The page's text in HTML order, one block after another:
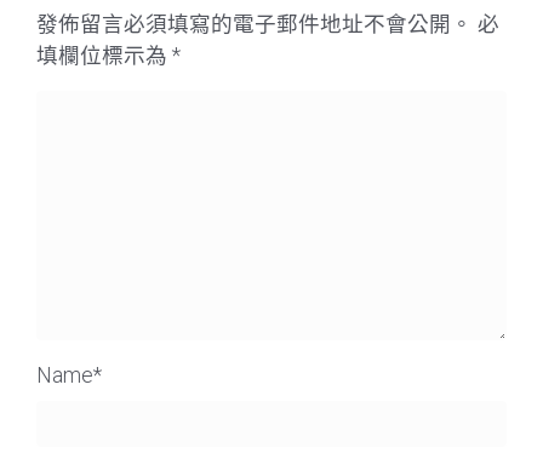
發佈留言必須填寫的電子郵件地址不會公開。 必
填欄位標示為 *
Name*